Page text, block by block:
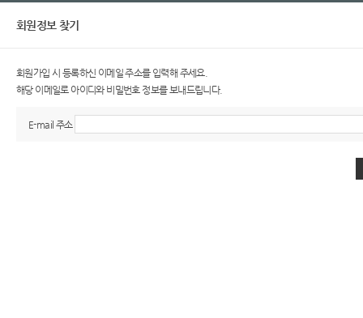
회원정보 찾기
회원가입 시 등록하신 이메일 주소를 입력해 주세요.
해당 이메일로 아이디와 비밀번호 정보를 보내드립니다.
E-mail 주소